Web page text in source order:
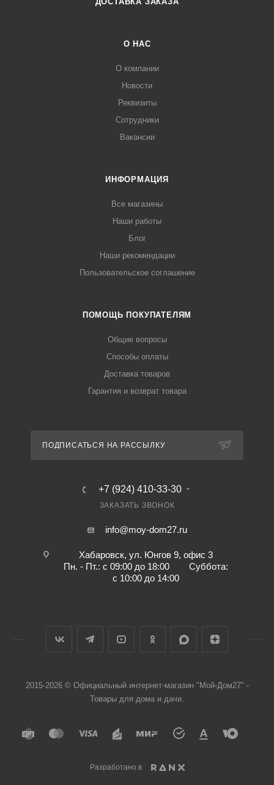
О НАС
О компании
Новости
Реквизиты
Сотрудники
Вакансии
ИНФОРМАЦИЯ
Все магазины
Наши работы
Блог
Наши рекомендации
Пользовательское соглашение
ПОМОЩЬ ПОКУПАТЕЛЯМ
Общие вопросы
Способы оплаты
Доставка товаров
Гарантия и возврат товара
ПОДПИСАТЬСЯ НА РАССЫЛКУ
+7 (924) 410-33-30
ЗАКАЗАТЬ ЗВОНОК
info@moy-dom27.ru
Хабаровск, ул. Юнгов 9, офис 3
Пн. - Пт.: с 09:00 до 18:00 Суббота:
с 10:00 до 14:00
2015-2026 © Официальный интернет-магазин "Мой-Дом27" -
Товары для дома и дачи.
Разработано в